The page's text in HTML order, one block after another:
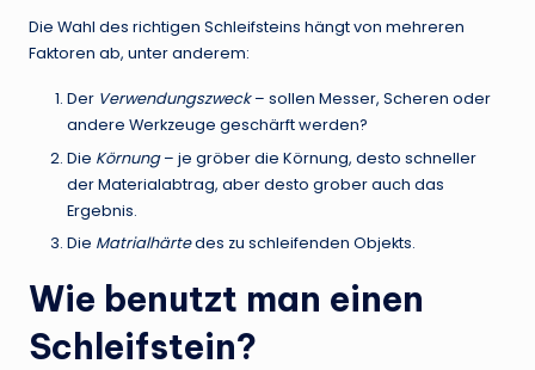
Die Wahl des richtigen Schleifsteins hängt von mehreren
Faktoren ab, unter anderem:
Der Verwendungszweck– sollen Messer, Scheren oder
andere Werkzeuge geschärft werden?
Die Körnung– je gröber die Körnung, desto schneller
der Materialabtrag, aber desto grober auch das
Ergebnis.
Die Matrialhärtedes zu schleifenden Objekts.
Wie benutzt man einen
Schleifstein?